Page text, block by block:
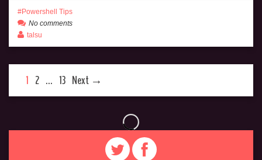
Powershell Tips
No comments
talsu
1 2 … 13 Next →